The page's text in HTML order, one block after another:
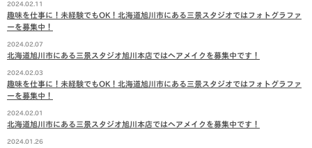
2024.02.11
趣味を仕事に！未経験でもOK！北海道旭川市にある三景スタジオではフォトグラファ
ーを募集中！
2024.02.07
北海道旭川市にある三景スタジオ旭川本店ではヘアメイクを募集中です！
2024.02.03
趣味を仕事に！未経験でもOK！北海道旭川市にある三景スタジオではフォトグラファ
ーを募集中！
2024.02.01
北海道旭川市にある三景スタジオ旭川本店ではヘアメイクを募集中です！
2024.01.26